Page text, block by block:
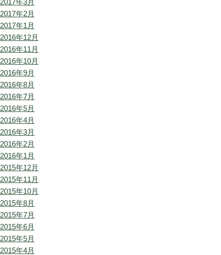
2017年3月
2017年2月
2017年1月
2016年12月
2016年11月
2016年10月
2016年9月
2016年8月
2016年7月
2016年5月
2016年4月
2016年3月
2016年2月
2016年1月
2015年12月
2015年11月
2015年10月
2015年8月
2015年7月
2015年6月
2015年5月
2015年4月